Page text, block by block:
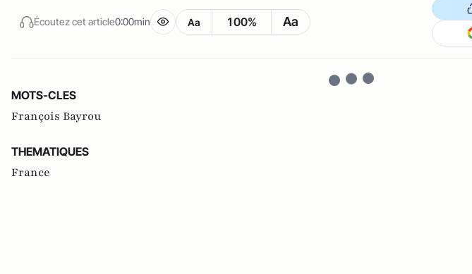
Écoutez cet article0:00min Aa 100% Aa
MOTS-CLES
François Bayrou
THEMATIQUES
France